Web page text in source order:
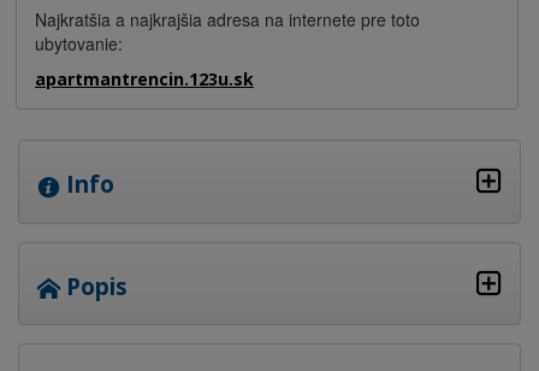
Najkratšia a najkrajšia adresa na internete pre toto
ubytovanie:
apartmantrencin.123u.sk
Info
Popis